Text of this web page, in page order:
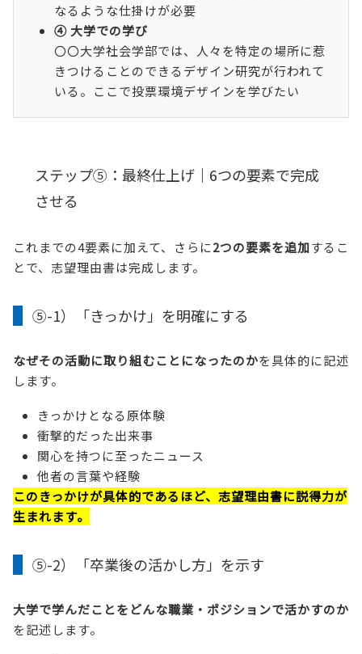
なるような仕掛けが必要
④ 大学での学び
〇〇大学社会学部では、人々を特定の場所に惹
きつけることのできるデザイン研究が行われて
いる。ここで投票環境デザインを学びたい
ステップ⑤：最終仕上げ｜6つの要素で完成
させる
これまでの4要素に加えて、さらに2つの要素を追加するこ
とで、志望理由書は完成します。
⑤-1）「きっかけ」を明確にする
なぜその活動に取り組むことになったのかを具体的に記述
します。
きっかけとなる原体験
衝撃的だった出来事
関心を持つに至ったニュース
他者の言葉や経験
このきっかけが具体的であるほど、志望理由書に説得力が
生まれます。
⑤-2）「卒業後の活かし方」を示す
大学で学んだことをどんな職業・ポジションで活かすのか
を記述します。